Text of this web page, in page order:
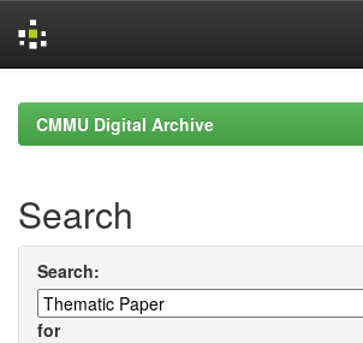
navigationCMMU Digital Archive
Search
Search:
for